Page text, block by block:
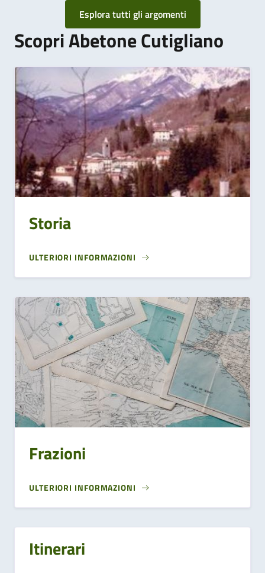
Esplora tutti gli argomenti
Scopri Abetone Cutigliano
Storia
ULTERIORI INFORMAZIONI
Frazioni
ULTERIORI INFORMAZIONI
Itinerari